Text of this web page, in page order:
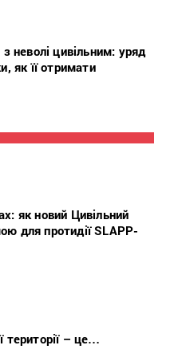
неволі цивільним: уряд
як її отримати
як новий Цивільний
для протидії SLAPP-
території – це…